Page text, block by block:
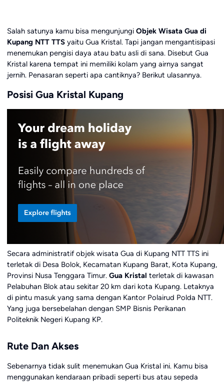
Salah satunya kamu bisa mengunjungi Objek Wisata Gua di
Kupang NTT TTS yaitu Gua Kristal. Tapi jangan mengantisipasi
menemukan pengisi daya atau batu asli di sana. Disebut Gua
Kristal karena tempat ini memiliki kolam yang airnya sangat
jernih. Penasaran seperti apa cantiknya? Berikut ulasannya.
Posisi Gua Kristal Kupang
Secara administratif objek wisata Gua di Kupang NTT TTS ini
terletak di Desa Bolok, Kecamatan Kupang Barat, Kota Kupang,
Provinsi Nusa Tenggara Timur. Gua Kristal terletak di kawasan
Pelabuhan Blok atau sekitar 20 km dari kota Kupang. Letaknya
di pintu masuk yang sama dengan Kantor Polairud Polda NTT.
Yang juga bersebelahan dengan SMP Bisnis Perikanan
Politeknik Negeri Kupang KP.
Rute Dan Akses
Sebenarnya tidak sulit menemukan Gua Kristal ini. Kamu bisa
menggunakan kendaraan pribadi seperti bus atau sepeda